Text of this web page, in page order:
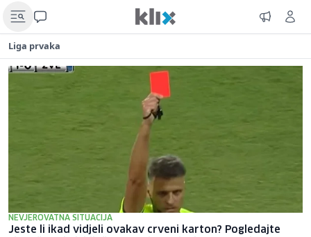
Liga prvaka
NEVJEROVATNA SITUACIJA
Jeste li ikad vidjeli ovakav crveni karton? Pogledajte